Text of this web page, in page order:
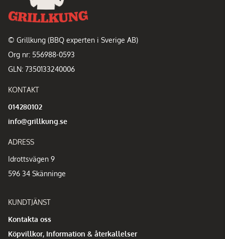
© Grillkung (BBQ experten i Sverige AB)
Org nr: 556988-0593
GLN: 7350133240006
KONTAKT
014280102
info@grillkung.se
ADRESS
Idrottsvägen 9
596 34 Skänninge
KUNDTJÄNST
Kontakta oss
Köpvillkor, Information & återkallelser